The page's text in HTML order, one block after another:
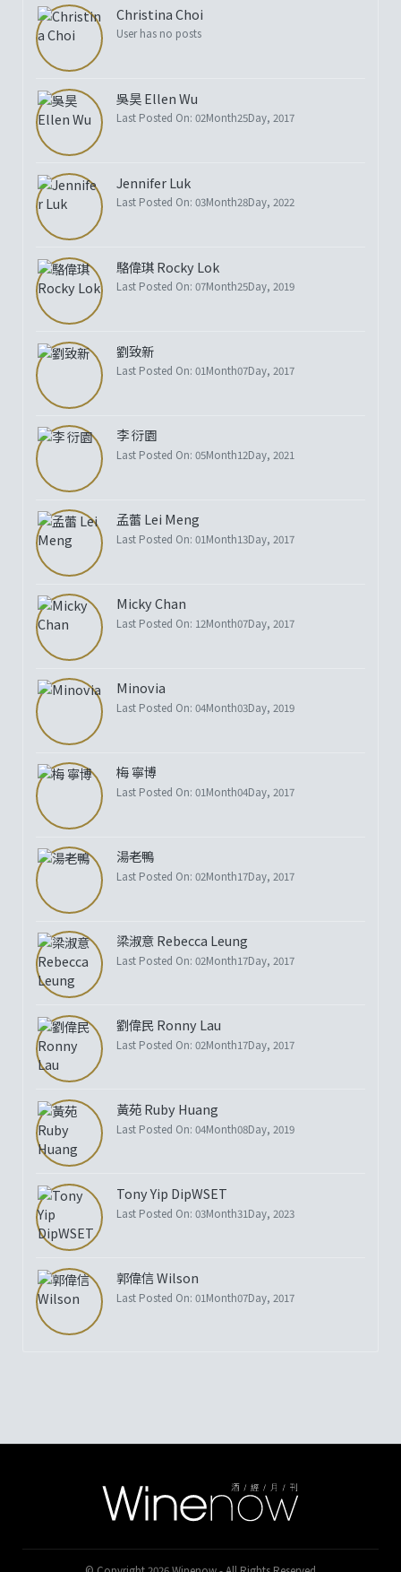
Christina Choi
User has no posts
吳昊 Ellen Wu
Last Posted On: 02Month25Day, 2017
Jennifer Luk
Last Posted On: 03Month28Day, 2022
駱偉琪 Rocky Lok
Last Posted On: 07Month25Day, 2019
劉致新
Last Posted On: 01Month07Day, 2017
李 衍園
Last Posted On: 05Month12Day, 2021
孟蕾 Lei Meng
Last Posted On: 01Month13Day, 2017
Micky Chan
Last Posted On: 12Month07Day, 2017
Minovia
Last Posted On: 04Month03Day, 2019
梅 寧博
Last Posted On: 01Month04Day, 2017
湯老鴨
Last Posted On: 02Month17Day, 2017
梁淑意 Rebecca Leung
Last Posted On: 02Month17Day, 2017
劉偉民 Ronny Lau
Last Posted On: 02Month17Day, 2017
黃苑 Ruby Huang
Last Posted On: 04Month08Day, 2019
Tony Yip DipWSET
Last Posted On: 03Month31Day, 2023
郭偉信 Wilson
Last Posted On: 01Month07Day, 2017